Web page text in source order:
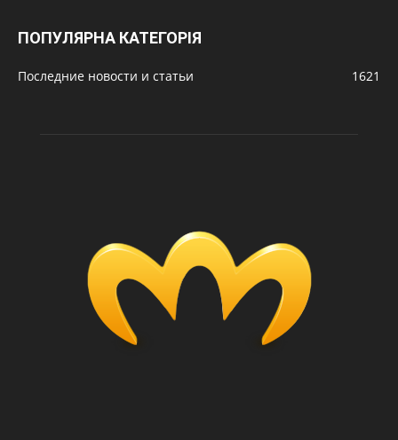
ПОПУЛЯРНА КАТЕГОРІЯ
Последние новости и статьи 1621